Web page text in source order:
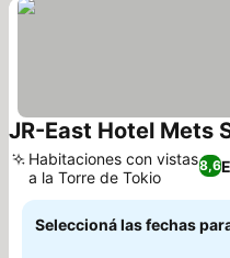
JR-East Hotel Mets
8,6
Habitaciones con vistas
a la Torre de Tokio
Seleccioná las fechas